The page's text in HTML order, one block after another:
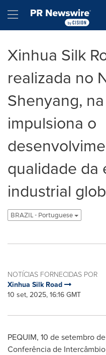
Hamburger menu
Xinhua Silk
realizada no
Shenyang,
impulsiona o
qualidade da
industrial
BRAZIL - Portuguese
NOTÍCIAS FORNECIDAS POR
Xinhua Silk Road
10 set, 2025, 16:16 GMT
PEQUIM, 10 de setembro
Conferência de